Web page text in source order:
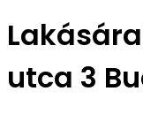
utca 3